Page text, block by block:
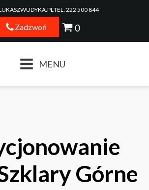
TEL: 222 500 844
Zadzwoń
MENU
Górne